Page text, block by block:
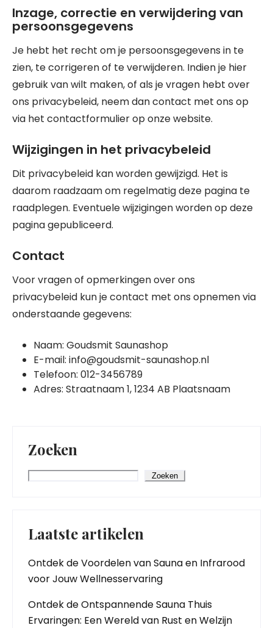
Inzage, correctie en verwijdering van
persoonsgegevens
Je hebt het recht om je persoonsgegevens in te
zien, te corrigeren of te verwijderen. Indien je hier
gebruik van wilt maken, of als je vragen hebt over
ons privacybeleid, neem dan contact met ons op
via het contactformulier op onze website.
Wijzigingen in het privacybeleid
Dit privacybeleid kan worden gewijzigd. Het is
daarom raadzaam om regelmatig deze pagina te
raadplegen. Eventuele wijzigingen worden op deze
pagina gepubliceerd.
Contact
Voor vragen of opmerkingen over ons
privacybeleid kun je contact met ons opnemen via
onderstaande gegevens:
Naam: Goudsmit Saunashop
E-mail: info@goudsmit-saunashop.nl
Telefoon: 012-3456789
Adres: Straatnaam 1, 1234 AB Plaatsnaam
Zoeken
Zoeken
Laatste artikelen
Ontdek de Voordelen van Sauna en Infrarood
voor Jouw Wellnesservaring
Ontdek de Ontspannende Sauna Thuis
Ervaringen: Een Wereld van Rust en Welzijn